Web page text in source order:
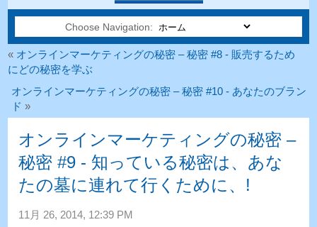
Choose Navigation:
« オンラインマーケティングの秘密 – 秘密 #8 - 販売するため
にどの秘密を学ぶ
オンラインマーケティングの秘密 – 秘密 #10 - あなたのブラン
ド »
オンラインマーケティングの秘密 –
秘密 #9 - 知っている秘密は、あな
たの墓に連れて行くために、!
11月 26, 2014, 12:39 PM